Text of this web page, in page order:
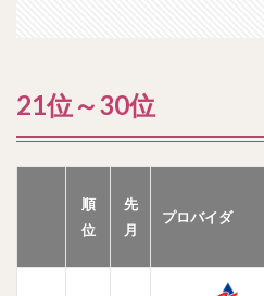
21位～30位
順
位
先
月
プロバイダ